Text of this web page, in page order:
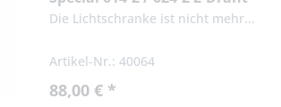
Technik
Die Lichtschranke ist nicht mehr...
Artikel-Nr.: 40064
88,00 € *